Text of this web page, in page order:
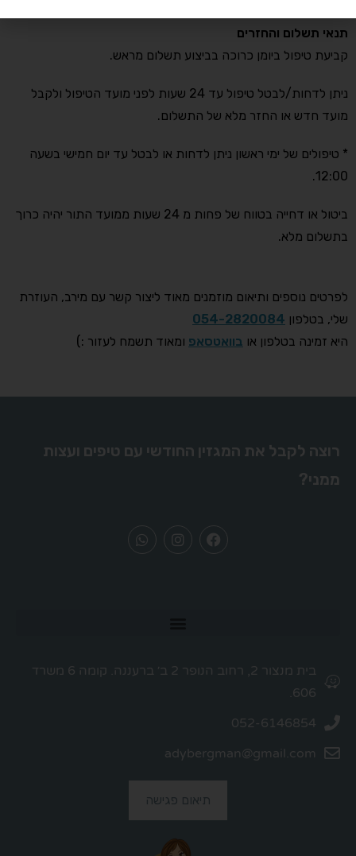
תנאי תשלום והחזרים
קביעת טיפול ביומן כרוכה בביצוע תשלום מראש.
ניתן לדחות/לבטל טיפול עד 24 שעות לפני מועד הטיפול ולקבל
מועד חדש או החזר מלא של התשלום.
* טיפולים של ימי ראשון ניתן לדחות או לבטל עד יום חמישי בשעה
12:00.
ביטול או דחייה בטווח של פחות מ 24 שעות ממועד התור יהיה כרוך
בתשלום מלא.
לפרטים נוספים ותיאום מוזמנים מאוד ליצור קשר עם מירב, העוזרת
שלי, בטלפון 054-2820084
היא זמינה בטלפון או בוואטסאפ ומאוד תשמח לעזור :)
רוצה לקבל את המגזין החודשי עם טיפים ועצות
ממני?
בית מנצור 2, רחוב הנופר 2 ב׳ ברעננה. קומה 6 משרד
606.
052-6146854
adybergman@gmail.com
תיאום פגישה